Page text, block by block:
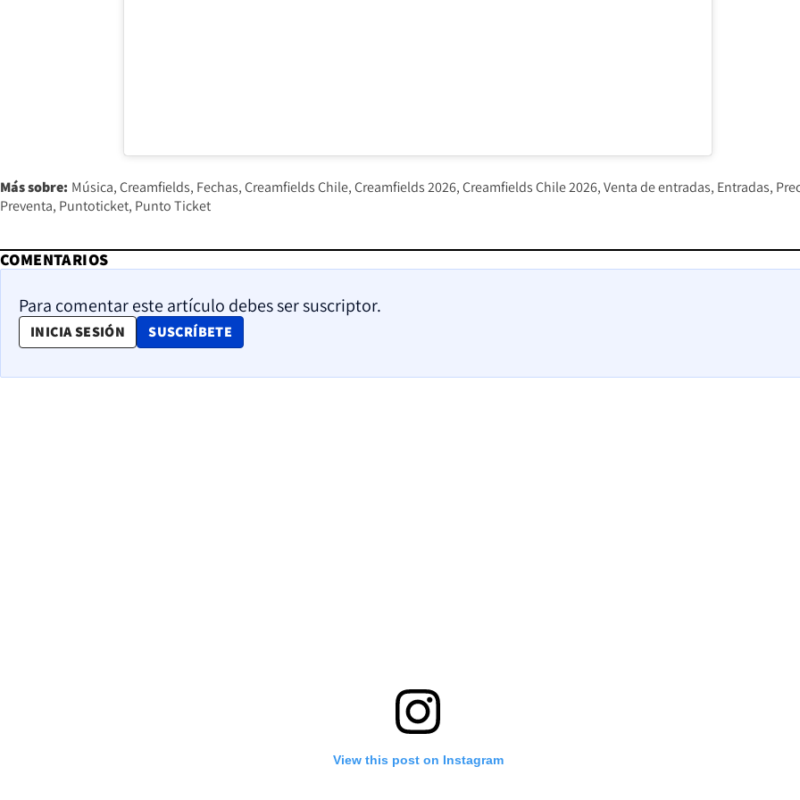
View this post on Instagram
Más sobre: Música Creamfields Fechas Creamfields Chile Creamfields 2026 Creamfields Chile 2026 Venta de entradas Entradas
Preventa Puntoticket Punto Ticket
COMENTARIOS
Para comentar este artículo debes ser suscriptor.
INICIA SESIÓN SUSCRÍBETE
OPENS IN NEW WINDOW